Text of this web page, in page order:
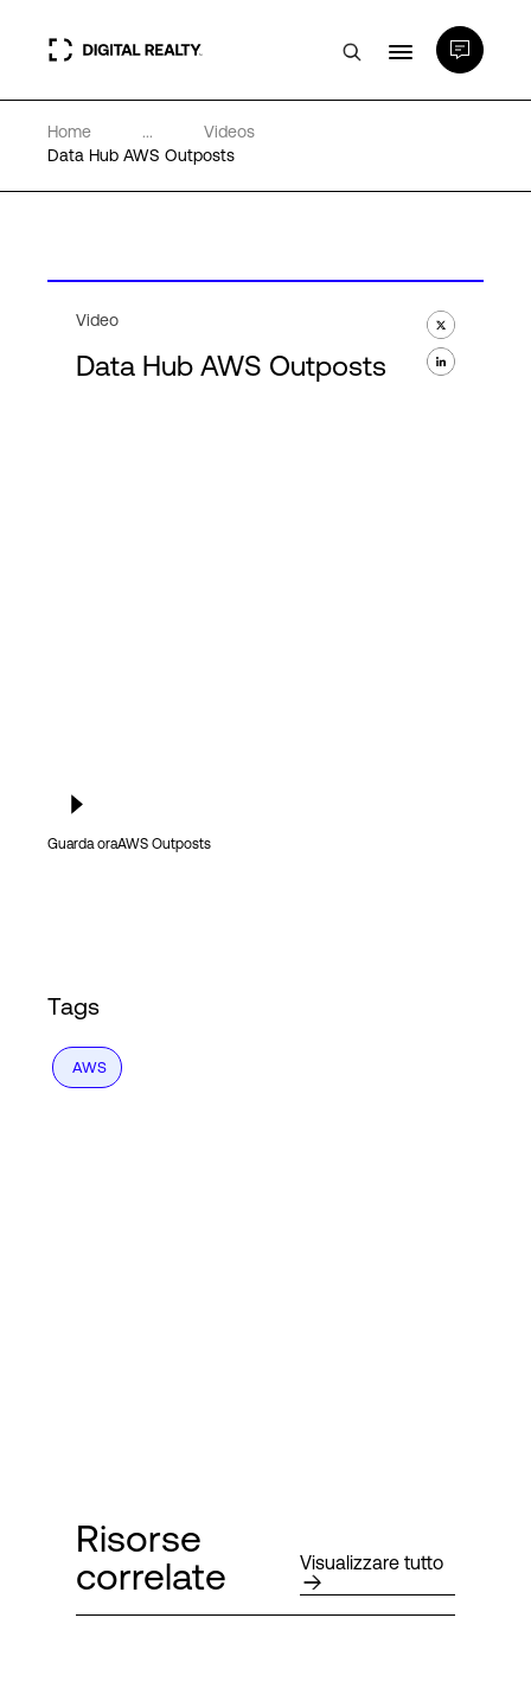
Data center
Competenze e Risorse
Home ...
Videos
Data Hub AWS Outposts
Video
Data Hub AWS Outposts
Guarda oraAWS Outposts
Tags
AWS
Risorse
correlate
Visualizzare tutto